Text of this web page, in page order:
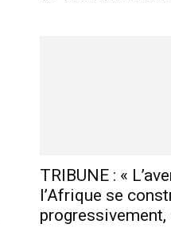
TRIBUNE : «
l’Afrique se
progressivement,